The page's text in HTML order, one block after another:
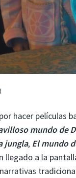
hacer películas
mundo de
jungla, El mundo
llegado a la